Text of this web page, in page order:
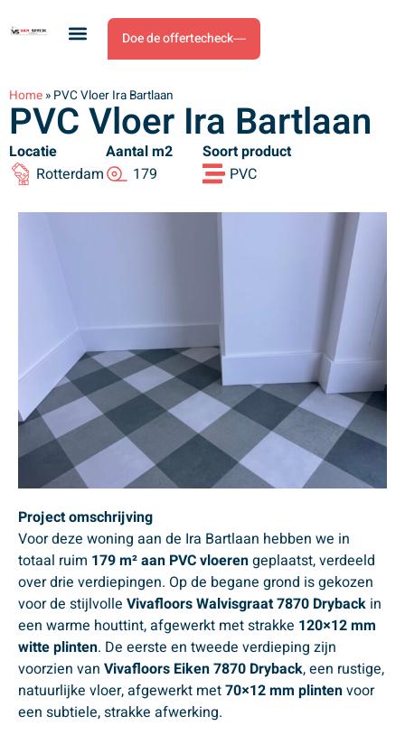
Doe de offertecheck
Home » PVC Vloer Ira Bartlaan
PVC Vloer Ira Bartlaan
Locatie
Rotterdam
Aantal m2
179
Soort product
PVC
Project omschrijving
Voor deze woning aan de Ira Bartlaan hebben we in
totaal ruim 179 m² aan PVC vloerengeplaatst, verdeeld
over drie verdiepingen. Op de begane grond is gekozen
voor de stijlvolle Vivafloors Walvisgraat 7870 Dryback in
een warme houttint, afgewerkt met strakke 120×12 mm
witte plinten. De eerste en tweede verdieping zijn
voorzien van Vivafloors Eiken 7870 Dryback, een rustige,
natuurlijke vloer, afgewerkt met70×12 mm plintenvoor
een subtiele, strakke afwerking.